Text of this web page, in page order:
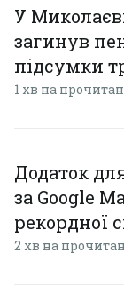
У
загинув
підсумки
1 хв на
Додаток
за Google
рекордної
2 хв на